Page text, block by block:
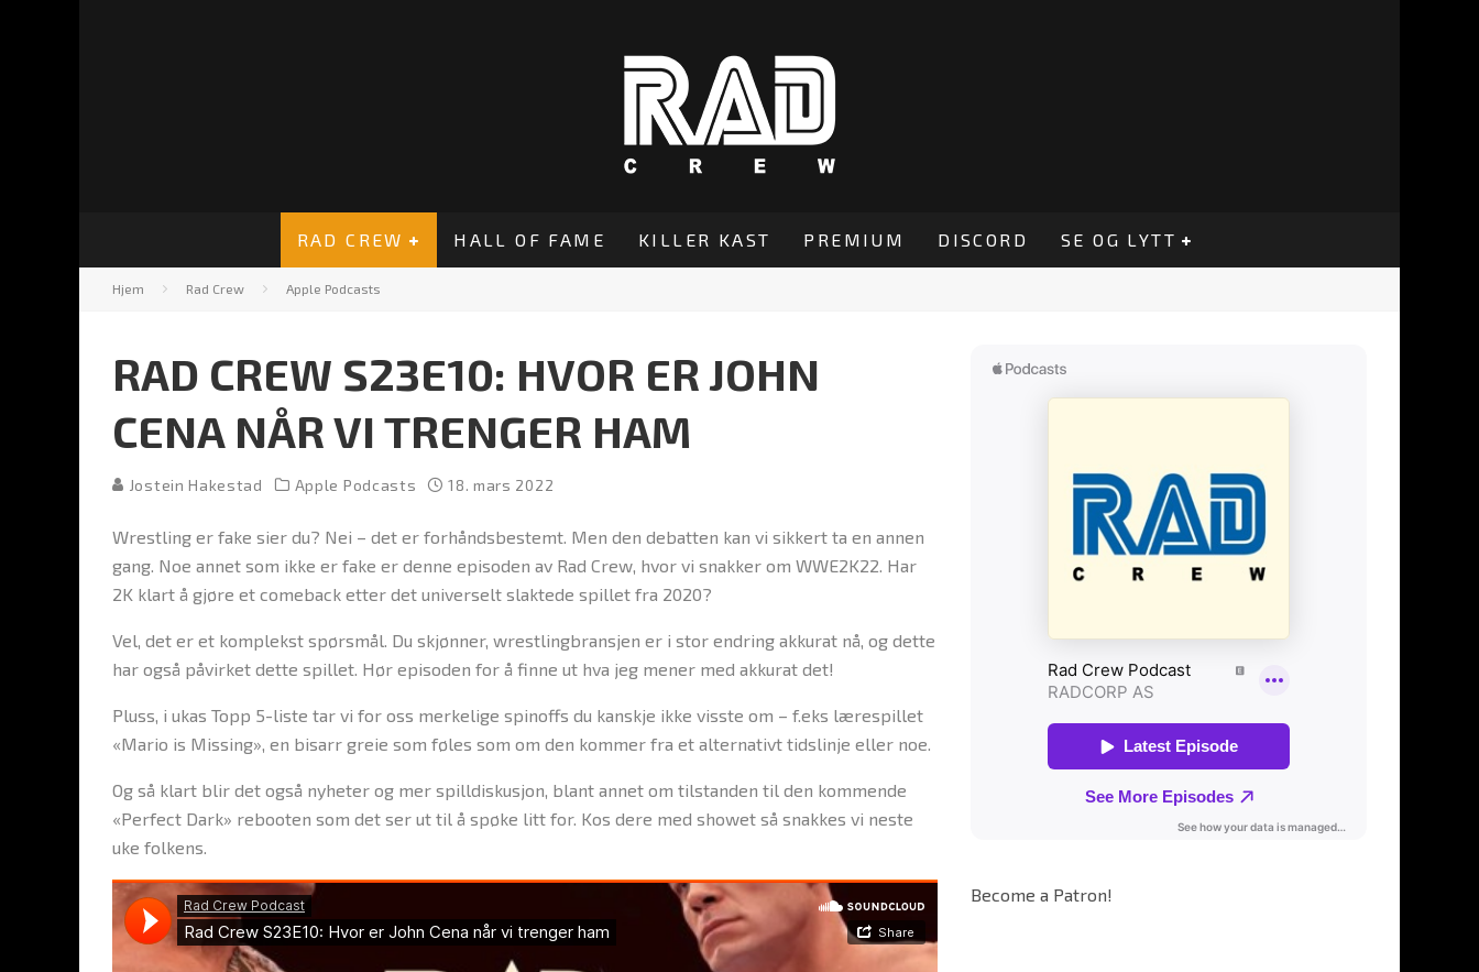
RAD CREW HALL OF FAME KILLER KAST PREMIUM DISCORD SE OG LYTT
Hjem Rad Crew Apple Podcasts
RAD CREW S23E10: HVOR ER JOHN
CENA NÅR VI TRENGER HAM
Jostein Hakestad Apple Podcasts 18. mars 2022
Wrestling er fake sier du? Nei – det er forhåndsbestemt. Men den debatten kan vi sikkert ta en annen
gang. Noe annet som ikke er fake er denne episoden av Rad Crew, hvor vi snakker om WWE2K22. Har
2K klart å gjøre et comeback etter det universelt slaktede spillet fra 2020?
Vel, det er et komplekst spørsmål. Du skjønner, wrestlingbransjen er i stor endring akkurat nå, og dette
har også påvirket dette spillet. Hør episoden for å finne ut hva jeg mener med akkurat det!
Pluss, i ukas Topp 5-liste tar vi for oss merkelige spinoffs du kanskje ikke visste om – f.eks lærespillet
«Mario is Missing», en bisarr greie som føles som om den kommer fra et alternativt tidslinje eller noe.
Og så klart blir det også nyheter og mer spilldiskusjon, blant annet om tilstanden til den kommende
«Perfect Dark» rebooten som det ser ut til å spøke litt for. Kos dere med showet så snakkes vi neste
uke folkens.
Become a Patron!